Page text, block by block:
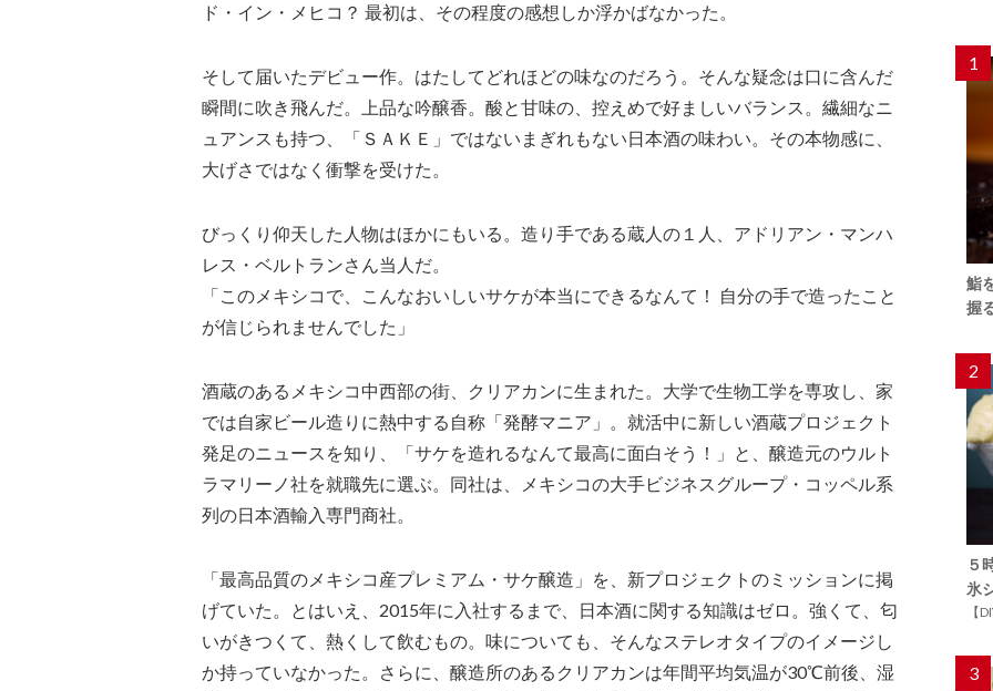
ド・イン・メヒコ？ 最初は、その程度の感想しか浮かばなかった。
そして届いたデビュー作。はたしてどれほどの味なのだろう。そんな疑念は口に含んだ
瞬間に吹き飛んだ。上品な吟醸香。酸と甘味の、控えめで好ましいバランス。繊細なニ
ュアンスも持つ、「ＳＡＫＥ」ではないまぎれもない日本酒の味わい。その本物感に、
大げさではなく衝撃を受けた。
びっくり仰天した人物はほかにもいる。造り手である蔵人の１人、アドリアン・マンハ
レス・ベルトランさん当人だ。
「このメキシコで、こんなおいしいサケが本当にできるなんて！ 自分の手で造ったこと
が信じられませんでした」
酒蔵のあるメキシコ中西部の街、クリアカンに生まれた。大学で生物工学を専攻し、家
では自家ビール造りに熱中する自称「発酵マニア」。就活中に新しい酒蔵プロジェクト
発足のニュースを知り、「サケを造れるなんて最高に面白そう！」と、醸造元のウルト
ラマリーノ社を就職先に選ぶ。同社は、メキシコの大手ビジネスグループ・コッペル系
列の日本酒輸入専門商社。
「最高品質のメキシコ産プレミアム・サケ醸造」を、新プロジェクトのミッションに掲
げていた。とはいえ、2015年に入社するまで、日本酒に関する知識はゼロ。強くて、匂
いがきつくて、熱くして飲むもの。味についても、そんなステレオタイプのイメージし
か持っていなかった。さらに、醸造所のあるクリアカンは年間平均気温が30℃前後、湿
1
鮨
握
2
５
氷
【
3